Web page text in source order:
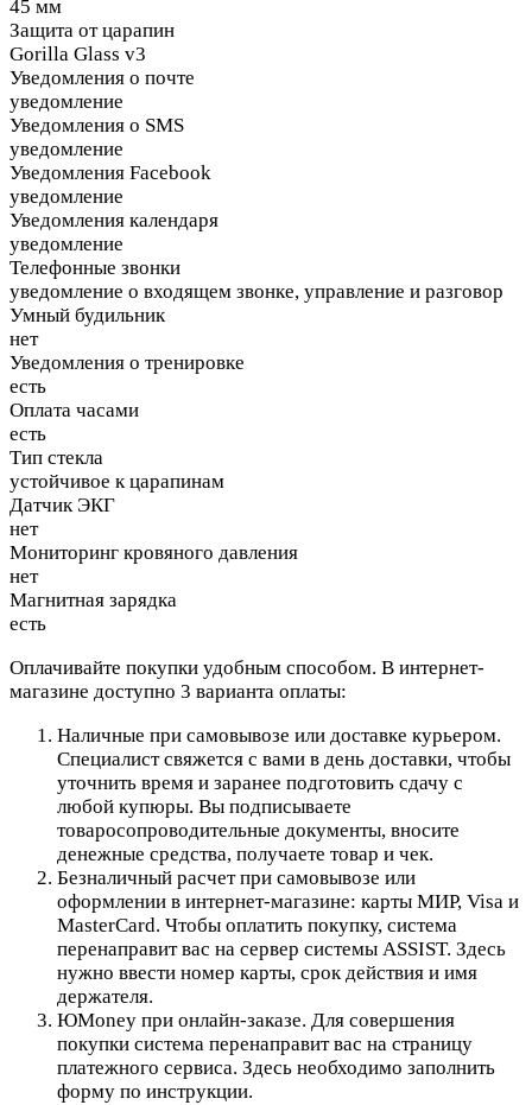
45 мм
Защита от царапин
Gorilla Glass v3
Уведомления о почте
уведомление
Уведомления о SMS
уведомление
Уведомления Facebook
уведомление
Уведомления календаря
уведомление
Телефонные звонки
уведомление о входящем звонке, управление и разговор
Умный будильник
нет
Уведомления о тренировке
есть
Оплата часами
есть
Тип стекла
устойчивое к царапинам
Датчик ЭКГ
нет
Мониторинг кровяного давления
нет
Магнитная зарядка
есть
Оплачивайте покупки удобным способом. В интернет-
магазине доступно 3 варианта оплаты:
Наличные при самовывозе или доставке курьером.
Специалист свяжется с вами в день доставки, чтобы
уточнить время и заранее подготовить сдачу с
любой купюры. Вы подписываете
товаросопроводительные документы, вносите
денежные средства, получаете товар и чек.
Безналичный расчет при самовывозе или
оформлении в интернет-магазине: карты МИР, Visa и
MasterCard. Чтобы оплатить покупку, система
перенаправит вас на сервер системы ASSIST. Здесь
нужно ввести номер карты, срок действия и имя
держателя.
ЮMoney при онлайн-заказе. Для совершения
покупки система перенаправит вас на страницу
платежного сервиса. Здесь необходимо заполнить
форму по инструкции.